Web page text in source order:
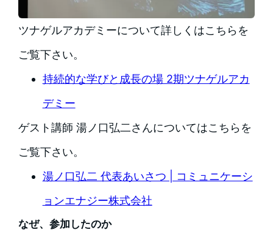
ツナゲルアカデミーについて詳しくはこちらを
ご覧下さい。
持続的な学びと成長の場 2期ツナゲルアカ
デミー
ゲスト講師 湯ノ口弘二さんについてはこちらを
ご覧下さい。
湯ノ口弘二 代表あいさつ | コミュニケーシ
ョンエナジー株式会社
なぜ、参加したのか